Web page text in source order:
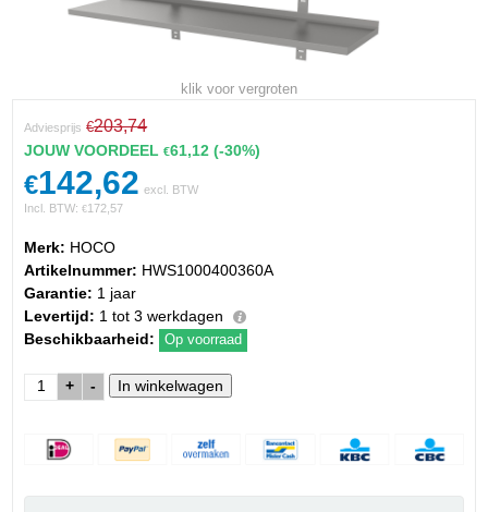
klik voor vergroten
Adviesprijs €203,74
JOUW VOORDEEL€61,12 (-30%)
€142,62 excl. BTW
Incl. BTW:€172,57
Merk: HOCO
Artikelnummer: HWS1000400360A
Garantie: 1 jaar
Levertijd: 1 tot 3 werkdagen
Beschikbaarheid:
Op voorraad
+ -